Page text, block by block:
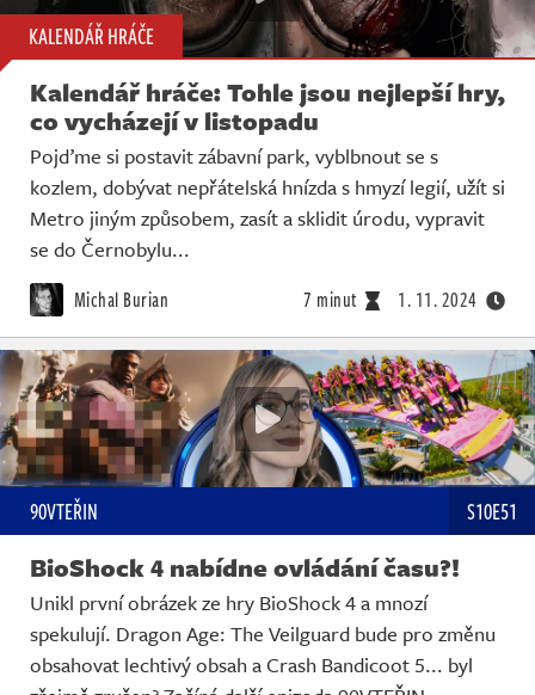
KALENDÁŘ HRÁČE
Kalendář hráče: Tohle jsou nejlepší hry,
co vycházejí v listopadu
Pojďme si postavit zábavní park, vyblbnout se s
kozlem, dobývat nepřátelská hnízda s hmyzí legií, užít si
Metro jiným způsobem, zasít a sklidit úrodu, vypravit
se do Černobylu...
Michal Burian 7 minut 1. 11. 2024
90VTEŘIN S10E51
BioShock 4 nabídne ovládání času?!
Unikl první obrázek ze hry BioShock 4 a mnozí
spekulují. Dragon Age: The Veilguard bude pro změnu
obsahovat lechtivý obsah a Crash Bandicoot 5... byl